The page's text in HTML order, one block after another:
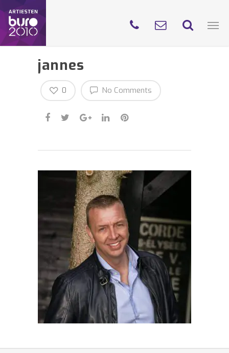
jannes
No Comments
0